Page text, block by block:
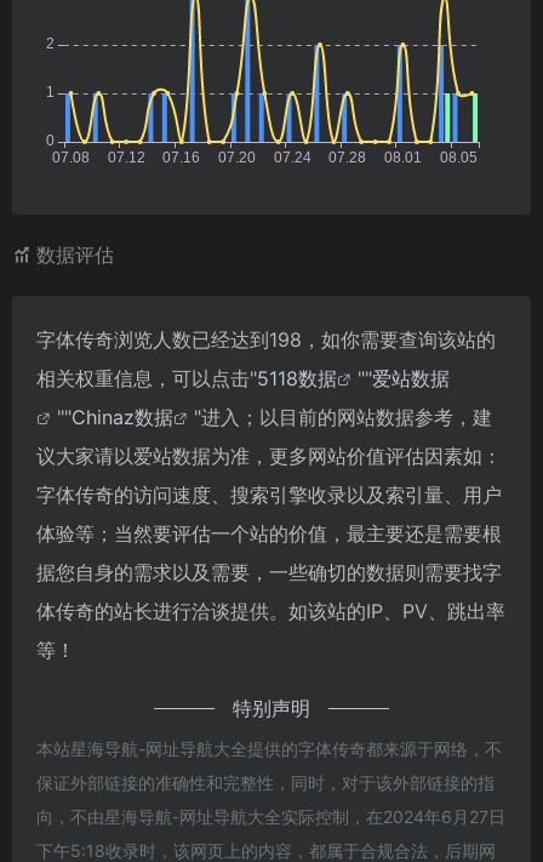
数据评估
字体传奇浏览人数已经达到198，如你需要查询该站的
相关权重信息，可以点击"5118数据 ""爱站数据
""Chinaz数据
"进入；以目前的网站数据参考，建
议大家请以爱站数据为准，更多网站价值评估因素如：
字体传奇的访问速度、搜索引擎收录以及索引量、用户
体验等；当然要评估一个站的价值，最主要还是需要根
据您自身的需求以及需要，一些确切的数据则需要找字
体传奇的站长进行洽谈提供。如该站的IP、PV、跳出率
等！
特别声明
本站星海导航-网址导航大全提供的字体传奇都来源于网络，不
保证外部链接的准确性和完整性，同时，对于该外部链接的指
向，不由星海导航-网址导航大全实际控制，在2024年6月27日
下午5:18收录时，该网页上的内容，都属于合规合法，后期网